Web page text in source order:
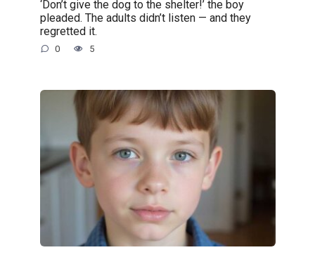
‘Don’t give the dog to the shelter!’ the boy
pleaded. The adults didn’t listen — and they
regretted it.
0 5